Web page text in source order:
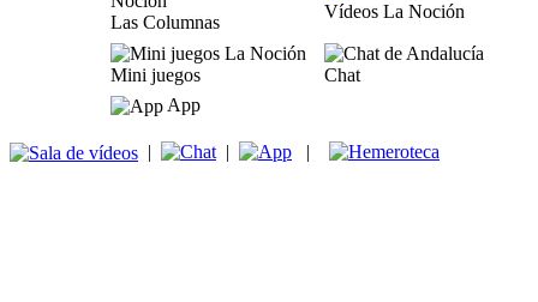
Las Columnas
Vídeos La Noción
Mini juegos
Chat
App
| | |